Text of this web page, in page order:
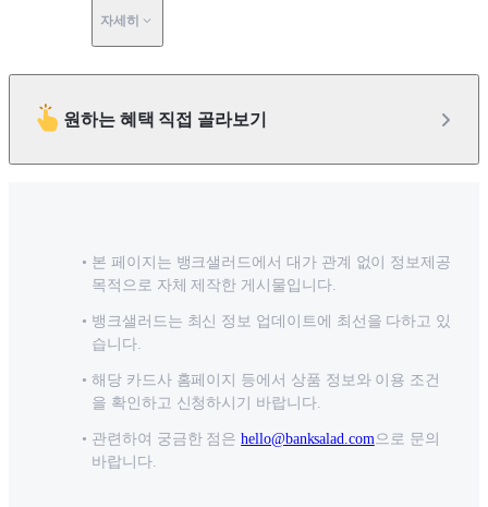
자세히
원하는 혜택 직접 골라보기
본 페이지는 뱅크샐러드에서 대가 관계 없이 정보제공
목적으로 자체 제작한 게시물입니다.
뱅크샐러드는 최신 정보 업데이트에 최선을 다하고 있
습니다.
해당 카드사 홈페이지 등에서 상품 정보와 이용 조건
을 확인하고 신청하시기 바랍니다.
관련하여 궁금한 점은 hello@banksalad.com으로 문의
바랍니다.